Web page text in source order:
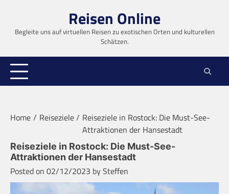
content
Reisen Online
Begleite uns auf virtuellen Reisen zu exotischen Orten und kulturellen
Schätzen.
Home Reiseziele
Reiseziele in Rostock: Die Must-See-
Attraktionen der Hansestadt
Reiseziele in Rostock: Die Must-See-
Attraktionen der Hansestadt
Posted on 02/12/2023 bySteffen